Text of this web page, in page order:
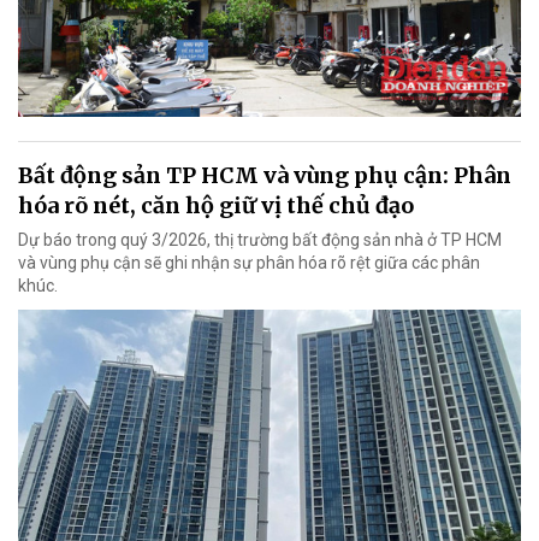
Bất động sản TP HCM và vùng phụ cận: Phân
hóa rõ nét, căn hộ giữ vị thế chủ đạo
Dự báo trong quý 3/2026, thị trường bất động sản nhà ở TP HCM
và vùng phụ cận sẽ ghi nhận sự phân hóa rõ rệt giữa các phân
khúc.